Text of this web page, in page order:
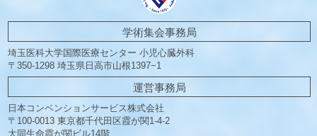
学術集会事務局
埼玉医科大学国際医療センター小児心臓外科
〒350-1298 埼玉県日高市山根1397−1
運営事務局
日本コンベンションサービス株式会社
〒100-0013 東京都千代田区霞が関1-4-2
大同生命霞が関ビル14階